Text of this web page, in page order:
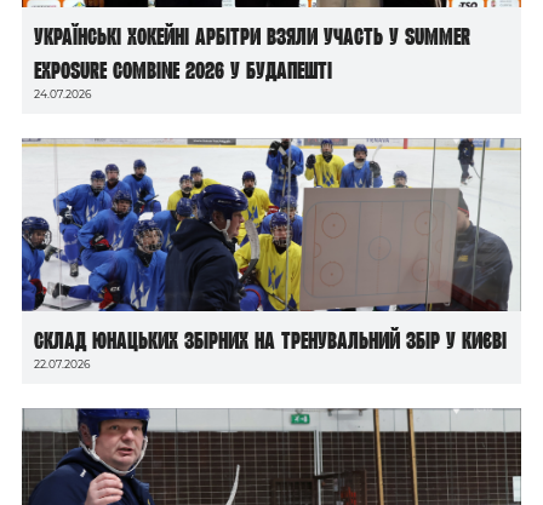
Українські хокейні арбітри взяли участь у Summer
Exposure Combine 2026 у Будапешті
24.07.2026
Склад юнацьких збірних на тренувальний збір у Києві
22.07.2026